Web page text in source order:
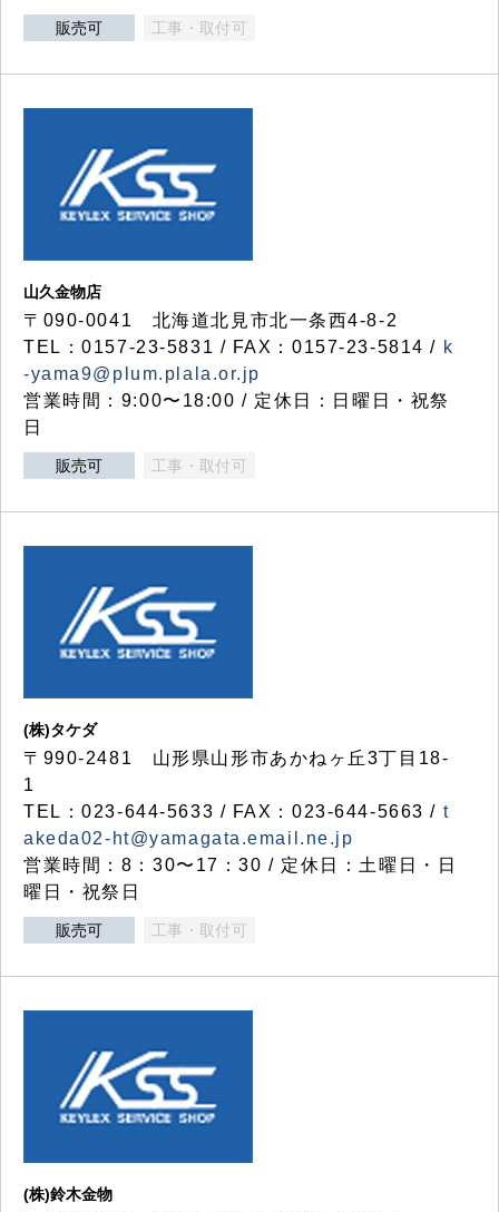
販売可 工事・取付可
山久金物店
〒090-0041 北海道北見市北一条西4-8-2
TEL：0157-23-5831 / FAX：0157-23-5814 / k
-yama9@plum.plala.or.jp
営業時間：9:00〜18:00 / 定休日：日曜日・祝祭
日
販売可 工事・取付可
(株)タケダ
〒990-2481 山形県山形市あかねヶ丘3丁目18-
1
TEL：023-644-5633 / FAX：023-644-5663 / t
akeda02-ht@yamagata.email.ne.jp
営業時間：8：30〜17：30 / 定休日：土曜日・日
曜日・祝祭日
販売可 工事・取付可
(株)鈴木金物